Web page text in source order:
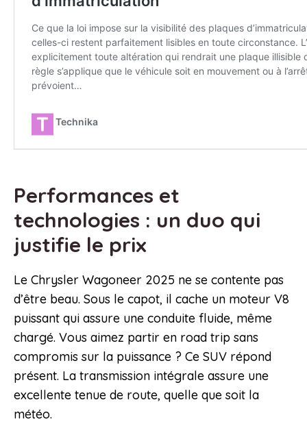
Performances et
technologies : un duo qui
justifie le prix
Le Chrysler Wagoneer 2025 ne se contente pas
d’être beau. Sous le capot, il cache un moteur V8
puissant qui assure une conduite fluide, même
chargé. Vous aimez partir en road trip sans
compromis sur la puissance ? Ce SUV répond
présent. La transmission intégrale assure une
excellente tenue de route, quelle que soit la
météo.